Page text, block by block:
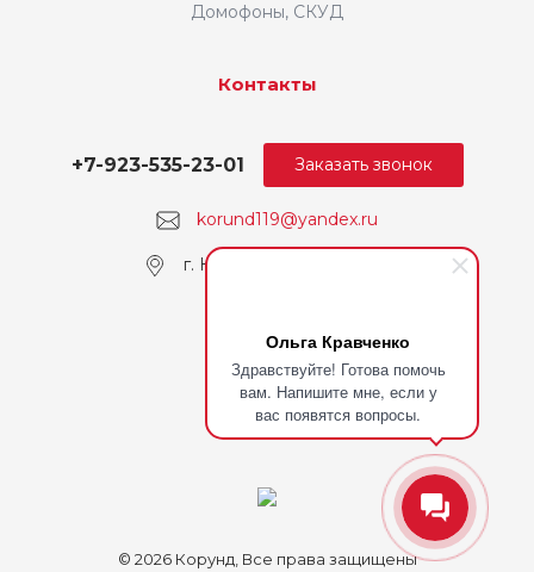
Ольга Кравченко
Здравствуйте! Готова помочь
вам. Напишите мне, если у
вас появятся вопросы.
Домофоны, СКУД
Контакты
korund119@yandex.ru
+7-923-535-23-01
г. Кемерово, пр. Ленина
Заказать звонок
© 2026 Корунд, Все права защищены